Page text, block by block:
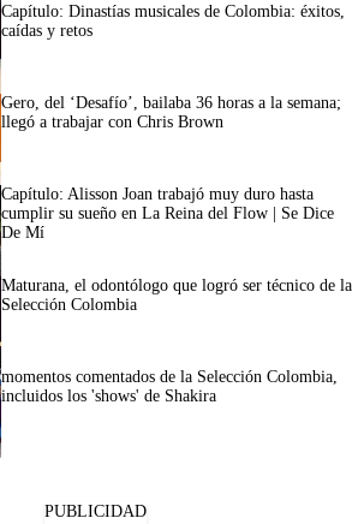
Capítulo: Dinastías musicales de Colombia: éxitos,
caídas y retos
Gero, del ‘Desafío’, bailaba 36 horas a la semana;
llegó a trabajar con Chris Brown
Capítulo: Alisson Joan trabajó muy duro hasta
cumplir su sueño en La Reina del Flow | Se Dice
De Mí
Maturana, el odontólogo que logró ser técnico de la
Selección Colombia
momentos comentados de la Selección Colombia,
incluidos los 'shows' de Shakira
PUBLICIDAD